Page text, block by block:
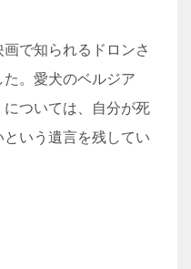
画で知られるドロンさ
。愛犬のベルジア
ついては、自分が死
いう遺言を残してい